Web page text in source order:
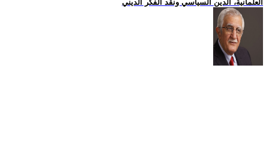
العلمانية، الدين السياسي ونقد الفكر الديني